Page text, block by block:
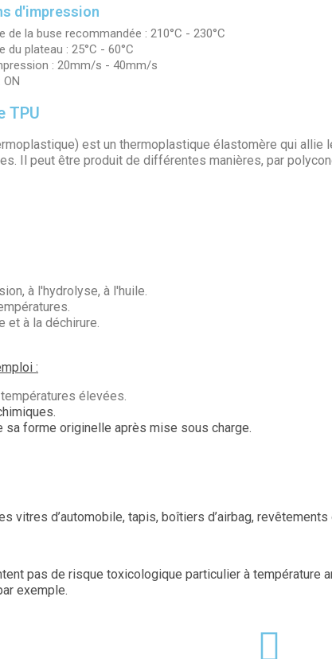
d'impression
de la buse recommandée : 210°C - 230°C
du plateau : 25°C - 60°C
: 20mm/s - 40mm/s
TPU
est un thermoplastique élastomère qui
Il peut être produit de différentes manières, par
à l'hydrolyse, à l'huile.
et à la déchirure.
:
élevées.
sa forme originelle après mise sous charge.
vitres d’automobile, tapis, boîtiers d’airbag,
pas de risque toxicologique particulier à température
exemple.